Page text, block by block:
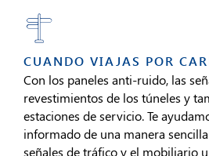
CUANDO VIAJAS POR
Con los paneles anti-ruido, las
revestimientos de los túneles y
estaciones de servicio. Te
informado de una manera
señales de tráfico y el mobiliario